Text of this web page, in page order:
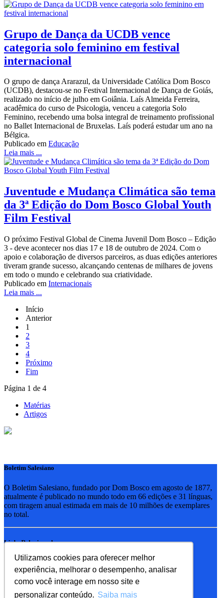
Utilizamos cookies para oferecer melhor
experiência, melhorar o desempenho, analisar
como você interage em nosso site e
personalizar conteúdo. Saiba mais
Grupo de Dança da UCDB vence
categoria solo feminino em festival
internacional
O grupo de dança Ararazul, da Universidade Católica Dom Bosco
(UCDB), destacou-se no Festival Internacional de Dança de Goiás,
realizado no início de julho em Goiânia. Laís Almeida Ferreira,
acadêmica do curso de Psicologia, venceu a categoria Solo
Feminino, recebendo uma bolsa integral de treinamento profissional
no Ballet Internacional de Bruxelas. Laís poderá estudar um ano na
Bélgica.
Publicado em Educação
Leia mais ...
Juventude e Mudança Climática são tema
da 3ª Edição do Dom Bosco Global Youth
Film Festival
O próximo Festival Global de Cinema Juvenil Dom Bosco – Edição
3 - deve acontecer nos dias 17 e 18 de outubro de 2024. Com o
apoio e colaboração de diversos parceiros, as duas edições anteriores
tiveram grande sucesso, alcançando centenas de milhares de jovens
em todo o mundo e celebrando sua criatividade.
Publicado em Internacionais
Leia mais ...
Início
Anterior
1
2
3
4
Próximo
Fim
Página 1 de 4
Matérias
Artigos
Boletim Salesiano
O Boletim Salesiano, fundado por Dom Bosco em agosto de 1877,
atualmente é publicado no mundo todo em 66 edições e 31 línguas,
com tiragem anual estimada em mais de 10 milhões de exemplares
no total.
Links Relacionados
RSB - Rede Salesiana Brasil
EDEBE - Editora
UPV - União pela Vida